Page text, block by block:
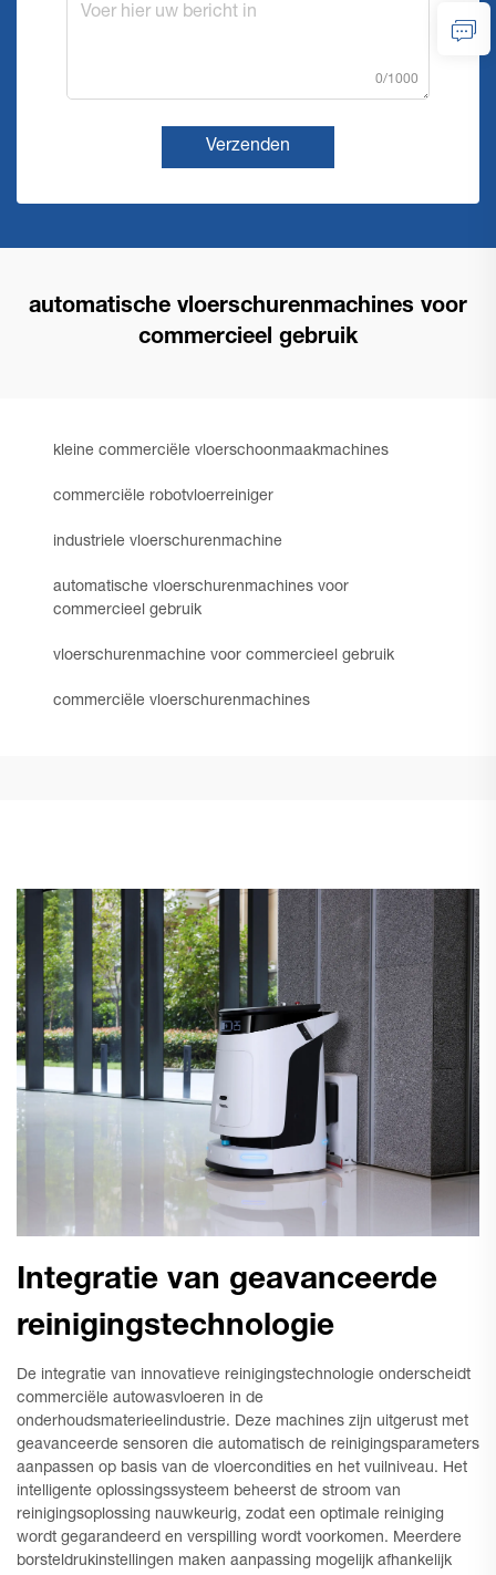
0/1000
Verzenden
automatische vloerschurenmachines voor
commercieel gebruik
kleine commerciële vloerschoonmaakmachines
commerciële robotvloerreiniger
industriele vloerschurenmachine
automatische vloerschurenmachines voor
commercieel gebruik
vloerschurenmachine voor commercieel gebruik
commerciële vloerschurenmachines
Integratie van geavanceerde
reinigingstechnologie
De integratie van innovatieve reinigingstechnologie onderscheidt
commerciële autowasvloeren in de
onderhoudsmaterieelindustrie. Deze machines zijn uitgerust met
geavanceerde sensoren die automatisch de reinigingsparameters
aanpassen op basis van de vloercondities en het vuilniveau. Het
intelligente oplossingssysteem beheerst de stroom van
reinigingsoplossing nauwkeurig, zodat een optimale reiniging
wordt gegarandeerd en verspilling wordt voorkomen. Meerdere
borsteldrukinstellingen maken aanpassing mogelijk afhankelijk